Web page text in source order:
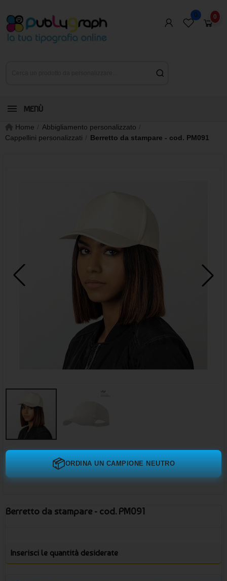
0 0
MENÙ
Home
Abbigliamento personalizzato
Cappellini personalizzati
Berretto da stampare - cod. PM091
📦ORDINA UN CAMPIONE NEUTRO
Berretto da stampare - cod. PM091
Inserisci le quantità desiderate